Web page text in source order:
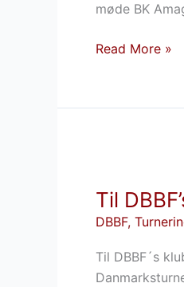
møde BK
i
Read More »
Til
DBBF,
Til DBBF´s
klubber
vedrørende